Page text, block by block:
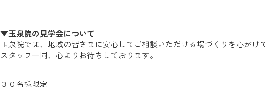
▼玉泉院の見学会について
玉泉院では、地域の皆さまに安心してご相談いただける場づくりを心がけ
スタッフ一同、心よりお待ちしております。
３０名様限定